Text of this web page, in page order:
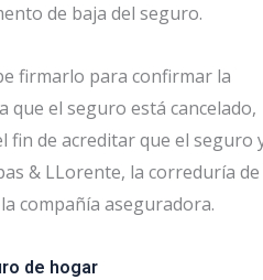
de baja del seguro.
firmarlo para confirmar la
que el seguro está cancelado,
fin de acreditar que el seguro
& LLorente, la correduría de
compañía aseguradora.
de hogar